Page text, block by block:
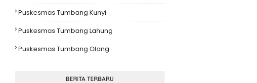
Puskesmas Tumbang Kunyi
Puskesmas Tumbang Lahung
Puskesmas Tumbang Olong
BERITA TERBARU